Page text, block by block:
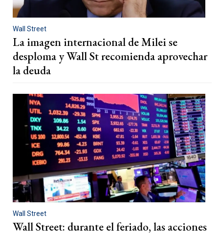
Wall Street
La imagen internacional de Milei se
desploma y Wall St recomienda aprovechar
la deuda
Wall Street
Wall Street: durante el feriado, las acciones